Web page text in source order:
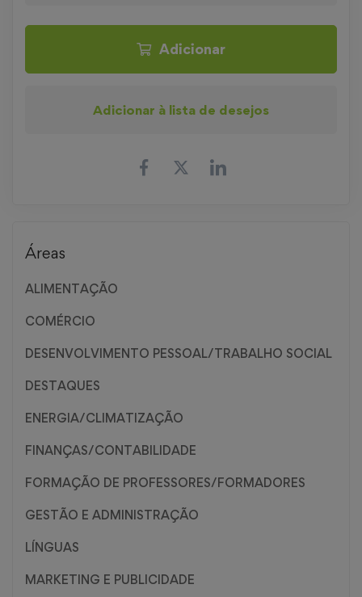
Adicionar
Adicionar à lista de desejos
Áreas
ALIMENTAÇÃO
COMÉRCIO
DESENVOLVIMENTO PESSOAL/TRABALHO SOCIAL
DESTAQUES
ENERGIA/CLIMATIZAÇÃO
FINANÇAS/CONTABILIDADE
FORMAÇÃO DE PROFESSORES/FORMADORES
GESTÃO E ADMINISTRAÇÃO
LÍNGUAS
MARKETING E PUBLICIDADE